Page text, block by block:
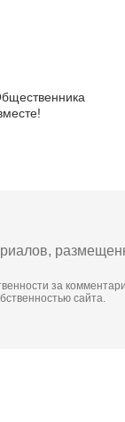
за
сайта.